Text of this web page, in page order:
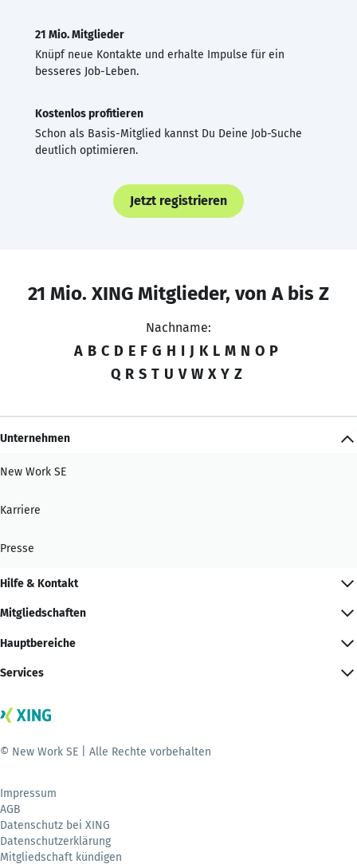
21 Mio. Mitglieder
Knüpf neue Kontakte und erhalte Impulse für ein
besseres Job-Leben.
Kostenlos profitieren
Schon als Basis-Mitglied kannst Du Deine Job-Suche
deutlich optimieren.
Jetzt registrieren
21 Mio. XING Mitglieder, von A bis Z
Nachname:
A B C D E F G H I J K L M N O P
Q R S T U V W X Y Z
Unternehmen
New Work SE
Karriere
Presse
Hilfe & Kontakt
Mitgliedschaften
Hauptbereiche
Services
© New Work SE | Alle Rechte vorbehalten
Impressum
AGB
Datenschutz bei XING
Datenschutzerklärung
Mitgliedschaft kündigen